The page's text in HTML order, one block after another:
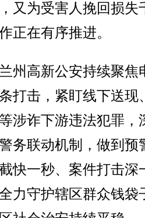
又为受害人挽回损失
正在有序推进。
高新公安持续聚焦
打击，紧盯线下送现
涉诈下游违法犯罪，
务联动机制，做到预
快一秒、案件打击深
力守护辖区群众钱袋